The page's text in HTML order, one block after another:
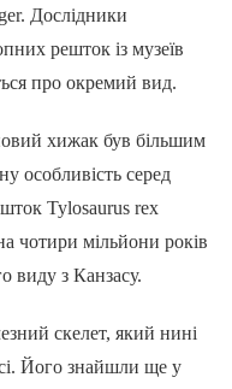
Дослідники
решток із музеїв
про окремий вид.
хижак був більшим
особливість серед
Tylosaurus rex
чотири мільйони років
виду з Канзасу.
скелет, який нині
Його знайшли ще у